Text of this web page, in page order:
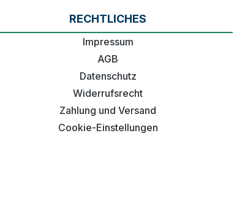
RECHTLICHES
Impressum
AGB
Datenschutz
Widerrufsrecht
Zahlung und Versand
Cookie-Einstellungen